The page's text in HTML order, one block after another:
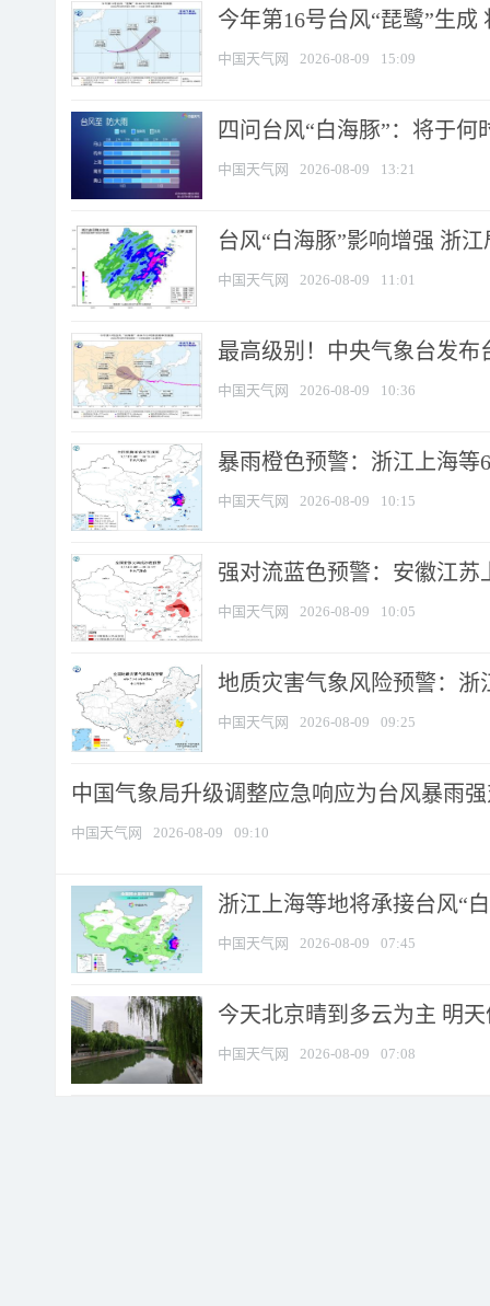
今年第16号台风“琵鹭”生
中国天气网 2026-08-09 15:09
四问台风“白海豚”：将于
中国天气网 2026-08-09 13:21
台风“白海豚”影响增强 浙
中国天气网 2026-08-09 11:01
最高级别！中央气象台发布
中国天气网 2026-08-09 10:36
暴雨橙色预警：浙江上海等
中国天气网 2026-08-09 10:15
强对流蓝色预警：安徽江苏
中国天气网 2026-08-09 10:05
地质灾害气象风险预警：浙
中国天气网 2026-08-09 09:25
中国气象局升级调整应急响应为台风暴雨
中国天气网 2026-08-09 09:10
浙江上海等地将承接台风“
中国天气网 2026-08-09 07:45
今天北京晴到多云为主 明
中国天气网 2026-08-09 07:08